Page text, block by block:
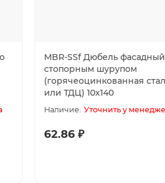
MBR-SSf Дюбель
стопорным шурупом
(горячеоцинкованная
или ТДЦ) 10х140
Уточнить у
62.86 ₽